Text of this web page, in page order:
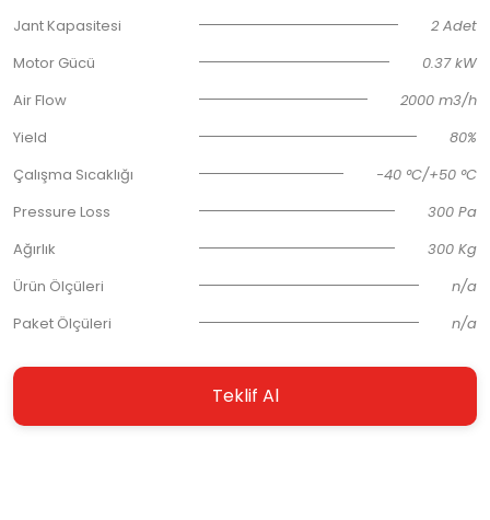
Jant Kapasitesi
2 Adet
Motor Gücü
0.37 kW
Air Flow
2000 m3/h
Yield
80%
Çalışma Sıcaklığı
-40 °C/+50 °C
Pressure Loss
300 Pa
Ağırlık
300 Kg
Ürün Ölçüleri
n/a
Paket Ölçüleri
n/a
Teklif Al